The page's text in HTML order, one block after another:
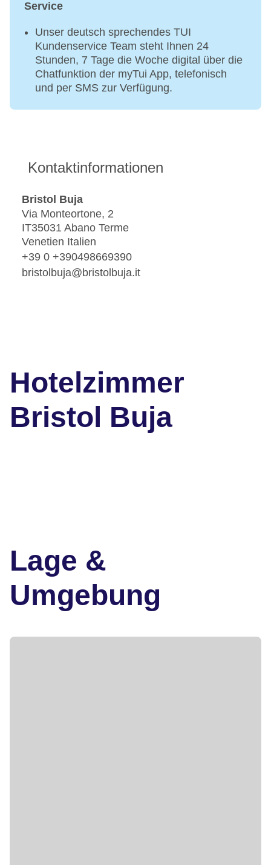
Service
Unser deutsch sprechendes TUI
Kundenservice Team steht Ihnen 24
Stunden, 7 Tage die Woche digital über die
Chatfunktion der myTui App, telefonisch
und per SMS zur Verfügung.
Kontaktinformationen
Bristol Buja
Via Monteortone, 2
IT35031 Abano Terme
Venetien Italien
+39 0 +390498669390
bristolbuja@bristolbuja.it
Hotelzimmer
Bristol Buja
Lage &
Umgebung